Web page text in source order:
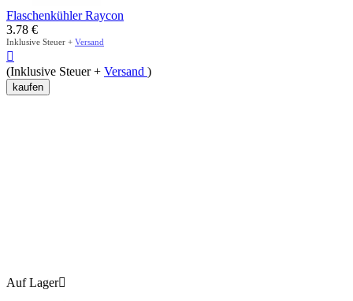
Flaschenkühler Raycon
3.78 €
Inklusive Steuer + Versand

(Inklusive Steuer + Versand )
kaufen
Auf Lager